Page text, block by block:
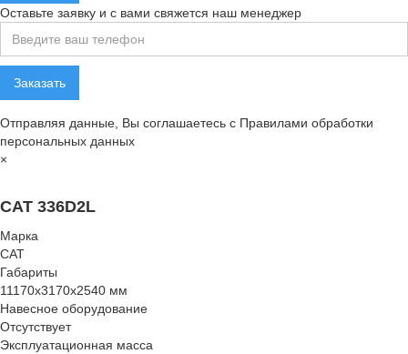
Оставьте заявку и с вами свяжется наш менеджер
Отправляя данные, Вы соглашаетесь с Правилами обработки
персональных данных
×
CAT 336D2L
Марка
CAT
Габариты
11170x3170x2540 мм
Навесное оборудование
Отсутствует
Эксплуатационная масса